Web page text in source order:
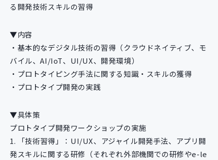
る開発技術スキルの習得
▼内容
・基本的なデジタル技術の習得（クラウドネイティブ、モ
バイル、AI/IoT、UI/UX、開発環境）
・プロトタイピング手法に関する知識・スキルの獲得
・プロトタイプ開発の実践
▼具体策
プロトタイプ開発ワークショップの実施
1. 「技術習得」：UI/UX、アジャイル開発手法、アプリ開
発スキルに関する研修（それぞれ外部機関での研修やe-le